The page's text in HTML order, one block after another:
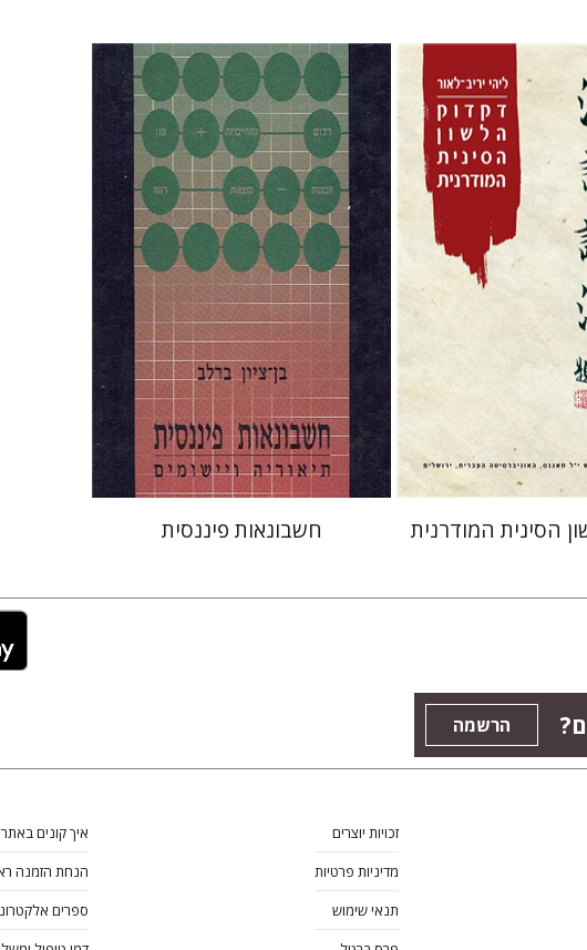
אתר ספר מודפס
$42
הסינית המודרנית
בן-ציון ברלב
הנחת אתר ספר מודפס
$100
$90
חשבונאות פיננסית
הרשמה
זכויות יוצרים
מדיניות פרטיות
תנאי שימוש
איך קונים באתר
הנחת הזמנה
ספרים